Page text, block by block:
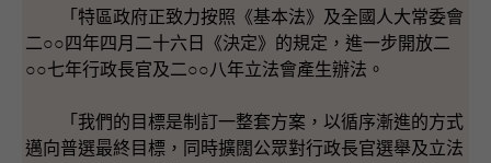
「特區政府正致力按照《基本法》及全國人大常委會
二○○四年四月二十六日《決定》的規定，進一步開放二
○○七年行政長官及二○○八年立法會產生辦法。
「我們的目標是制訂一整套方案，以循序漸進的方式
邁向普選最終目標，同時擴闊公眾對行政長官選舉及立法